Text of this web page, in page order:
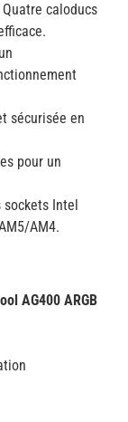
Quatre caloducs
sécurisée en
pour un
sockets Intel
AM4.
AG400 ARGB